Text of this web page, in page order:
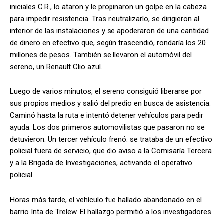
iniciales C.R., lo ataron y le propinaron un golpe en la cabeza
para impedir resistencia. Tras neutralizarlo, se dirigieron al
interior de las instalaciones y se apoderaron de una cantidad
de dinero en efectivo que, según trascendió, rondaría los 20
millones de pesos. También se llevaron el automóvil del
sereno, un Renault Clio azul.
Luego de varios minutos, el sereno consiguió liberarse por
sus propios medios y salió del predio en busca de asistencia.
Caminó hasta la ruta e intentó detener vehículos para pedir
ayuda. Los dos primeros automovilistas que pasaron no se
detuvieron. Un tercer vehículo frenó: se trataba de un efectivo
policial fuera de servicio, que dio aviso a la Comisaría Tercera
y a la Brigada de Investigaciones, activando el operativo
policial.
Horas más tarde, el vehículo fue hallado abandonado en el
barrio Inta de Trelew. El hallazgo permitió a los investigadores